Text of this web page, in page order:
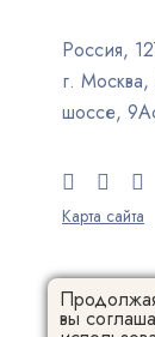
Россия,
г.
шоссе,
Карта сайта
вы